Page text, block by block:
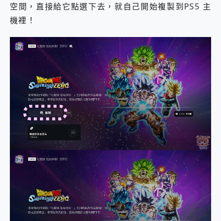
空間，直接給它點選下去，就自己開始複製到PS5 主
機裡！